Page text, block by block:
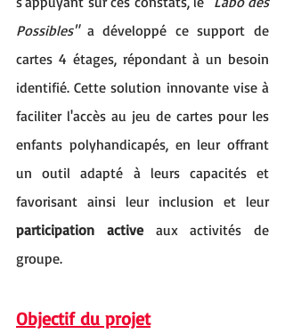
Possibles" a développé ce support de
cartes 4 étages, répondant à un besoin
identifié. Cette solution innovante vise à
faciliter l'accès au jeu de cartes pour les
enfants polyhandicapés, en leur offrant
un outil adapté à leurs capacités et
favorisant ainsi leur inclusion et leur
participation active aux activités de
groupe.
Objectif du projet